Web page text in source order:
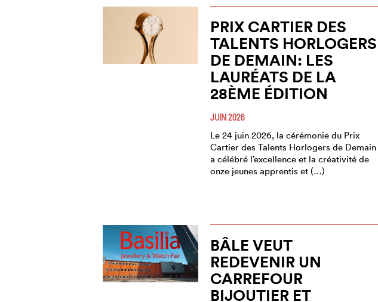
PRIX CARTIER DES
TALENTS HORLOGERS
DE DEMAIN: LES
LAURÉATS DE LA
28ÈME ÉDITION
JUIN 2026
Le 24 juin 2026, la cérémonie du Prix
Cartier des Talents Horlogers de Demain
a célébré l’excellence et la créativité de
onze jeunes apprentis et (…)
BÂLE VEUT
REDEVENIR UN
CARREFOUR
BIJOUTIER ET